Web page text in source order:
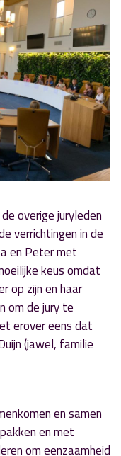
overige juryleden
verrichtingen in de
en Peter met
keus omdat
op zijn en haar
om de jury te
erover eens dat
(jawel, familie
en samen
en met
om eenzaamheid